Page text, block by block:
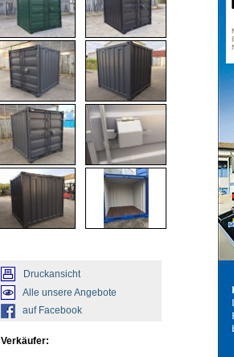
Druckansicht
Alle unsere Angebote
auf Facebook
Verkäufer: